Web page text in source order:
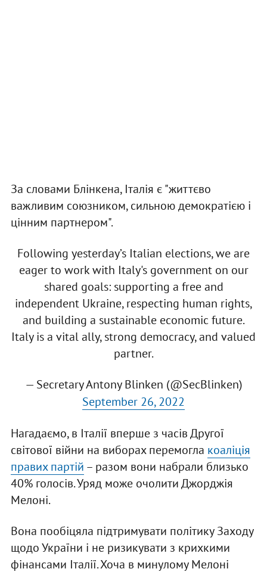
За словами Блінкена, Італія є "життєво
важливим союзником, сильною демократією і
цінним партнером".
Following yesterday’s Italian elections, we are
eager to work with Italy's government on our
shared goals: supporting a free and
independent Ukraine, respecting human rights,
and building a sustainable economic future.
Italy is a vital ally, strong democracy, and valued
partner.
— Secretary Antony Blinken (@SecBlinken)
September 26, 2022
Нагадаємо, в Італії вперше з часів Другої
світової війни на виборах перемогла коаліція
правих партій – разом вони набрали близько
40% голосів. Уряд може очолити Джорджія
Мелоні.
Вона пообіцяла підтримувати політику Заходу
щодо України і не ризикувати з крихкими
фінансами Італії. Хоча в минулому Мелоні